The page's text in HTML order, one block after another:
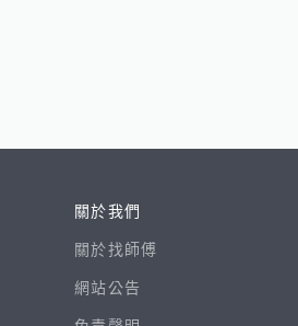
關於我們
關於找師傅
網站公告